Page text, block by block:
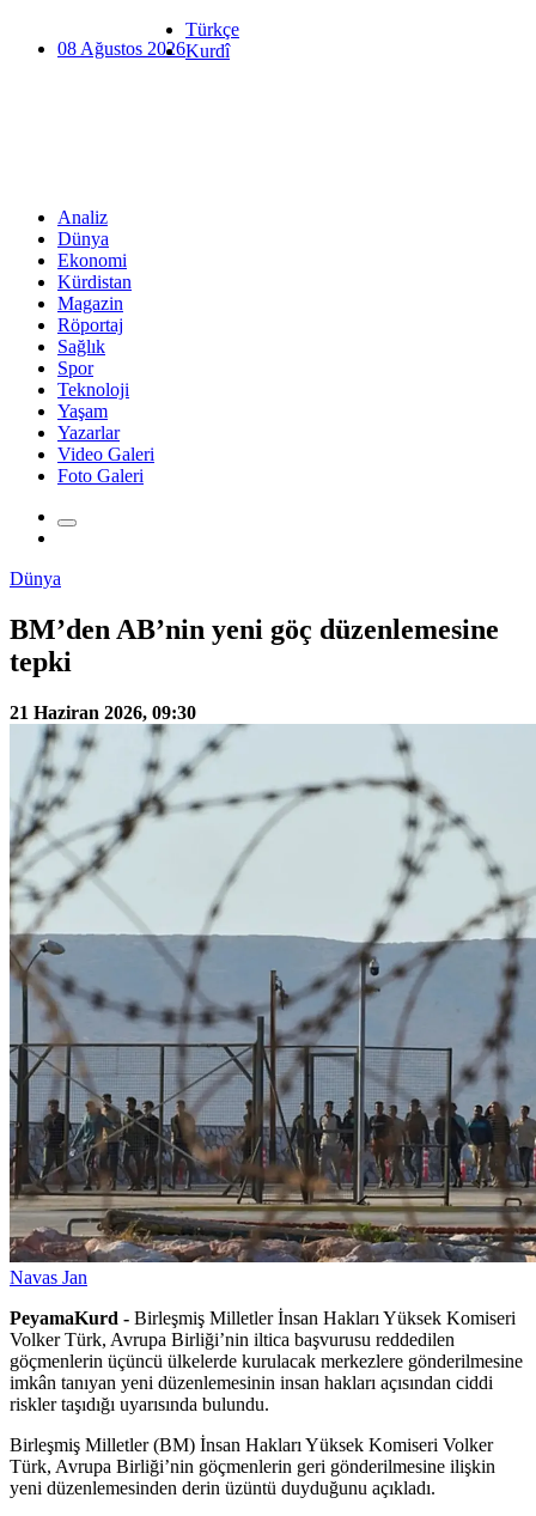
08 Ağustos 2026
Türkçe
Kurdî
Analiz
Dünya
Ekonomi
Kürdistan
Magazin
Röportaj
Sağlık
Spor
Teknoloji
Yaşam
Yazarlar
Video Galeri
Foto Galeri
Dünya
BM’den AB’nin yeni göç düzenlemesine
tepki
21 Haziran 2026, 09:30
Navas Jan
PeyamaKurd - Birleşmiş Milletler İnsan Hakları Yüksek Komiseri
Volker Türk, Avrupa Birliği’nin iltica başvurusu reddedilen
göçmenlerin üçüncü ülkelerde kurulacak merkezlere gönderilmesine
imkân tanıyan yeni düzenlemesinin insan hakları açısından ciddi
riskler taşıdığı uyarısında bulundu.
Birleşmiş Milletler (BM) İnsan Hakları Yüksek Komiseri Volker
Türk, Avrupa Birliği’nin göçmenlerin geri gönderilmesine ilişkin
yeni düzenlemesinden derin üzüntü duyduğunu açıkladı.